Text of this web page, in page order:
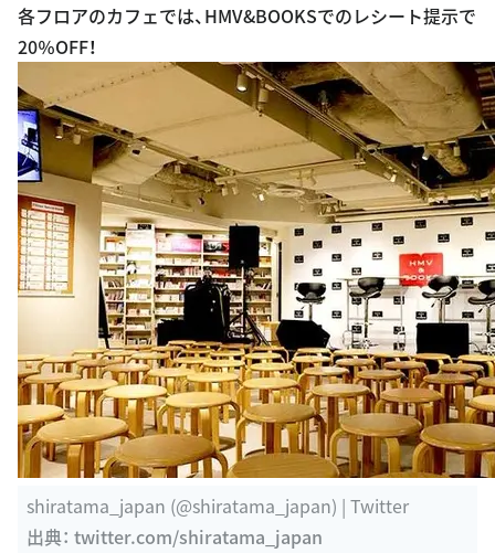
各フロアのカフェでは、HMV&BOOKSでのレシート提示で
20％OFF！
shiratama_japan (@shiratama_japan) | Twitter
出典： twitter.com/shiratama_japan